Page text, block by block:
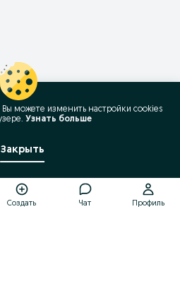
Создать Чат Профиль
Вы можете изменить настройки cookies
Узнать больше
Закрыть